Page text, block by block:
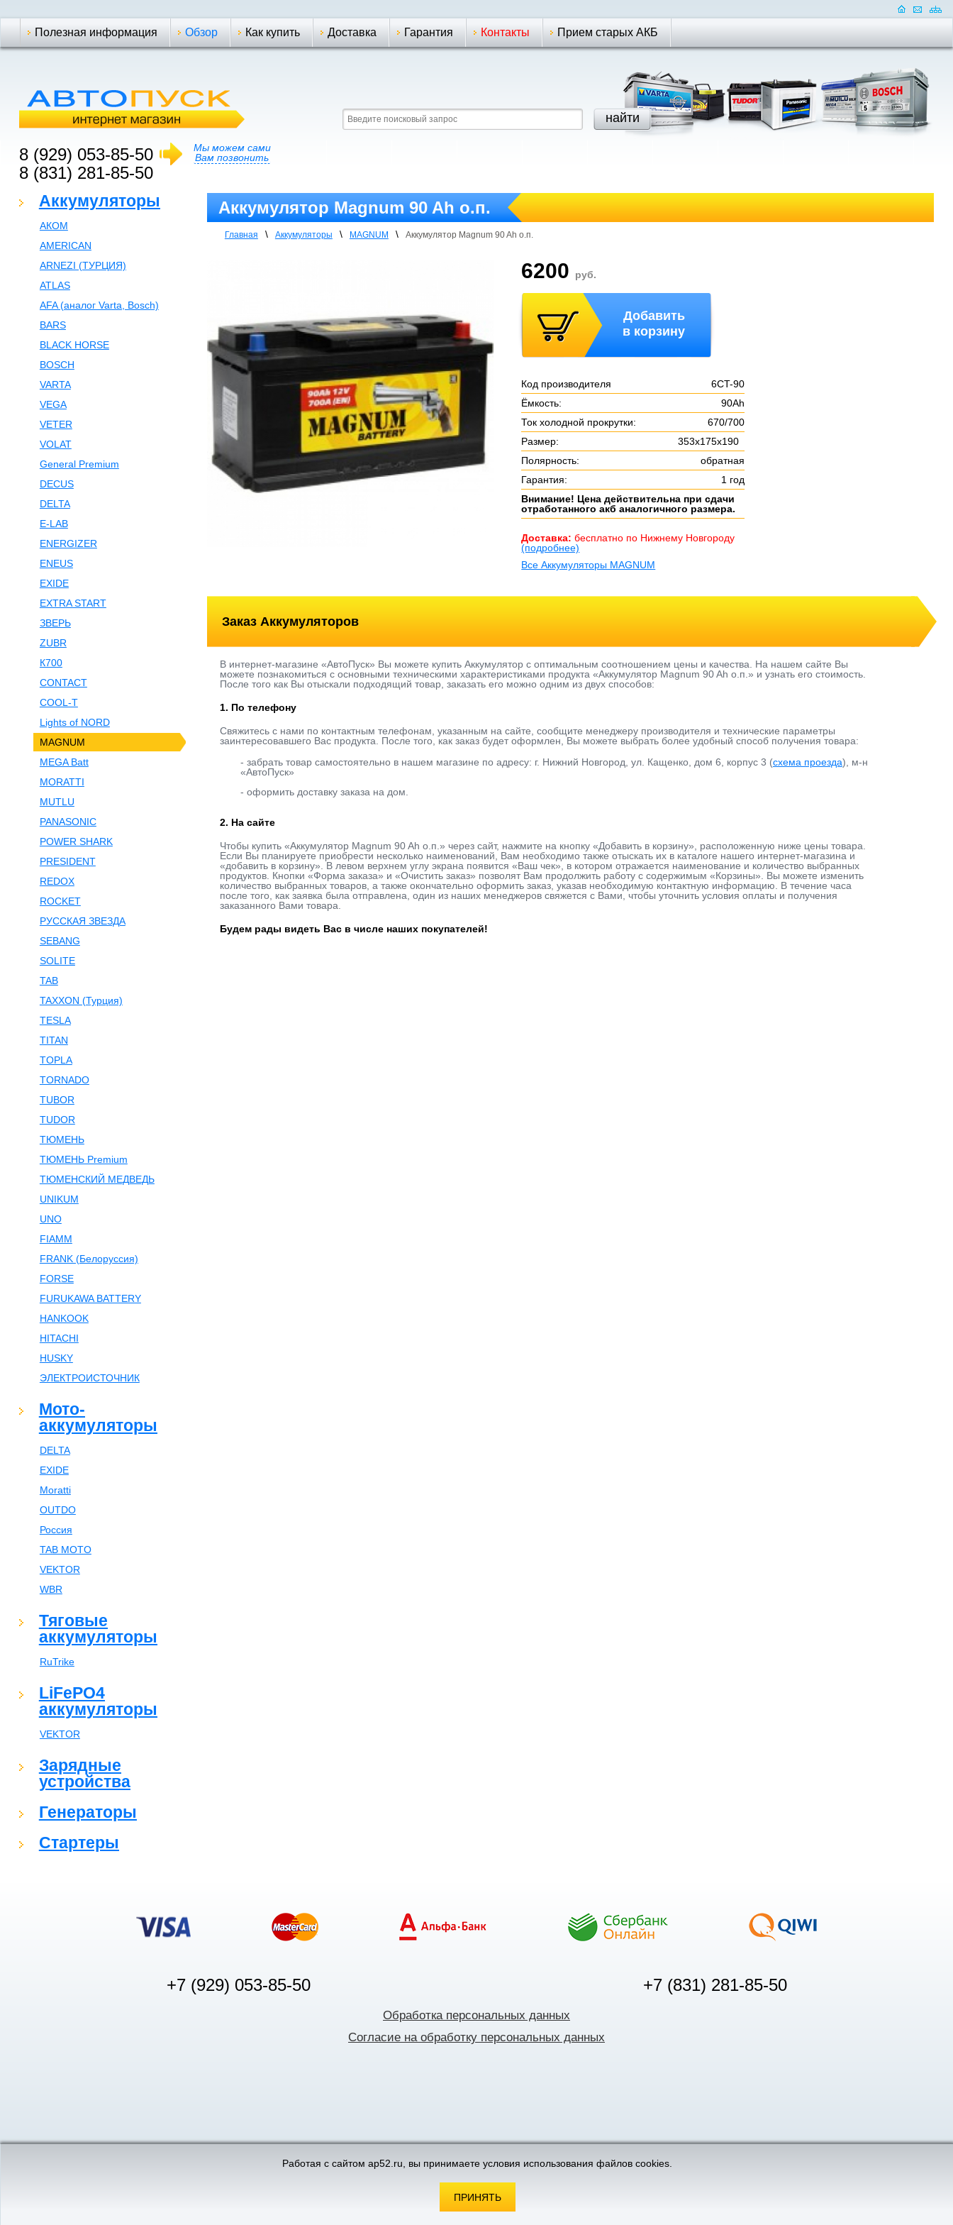
Полезная информация Обзор Как купить Доставка Гарантия Контакты Прием старых АКБ
8 (929) 053-85-50
8 (831) 281-85-50
Мы можем сами
Вам позвонить
Аккумуляторы
АКОМ
AMERICAN
ARNEZI (ТУРЦИЯ)
ATLAS
AFA (аналог Varta, Bosch)
BARS
BLACK HORSE
BOSCH
VARTA
VEGA
VETER
VOLAT
General Premium
DECUS
DELTA
E-LAB
ENERGIZER
ENEUS
EXIDE
EXTRA START
ЗВЕРЬ
ZUBR
К700
CONTACT
COOL-T
Lights of NORD
MAGNUM
MEGA Batt
MORATTI
MUTLU
PANASONIC
POWER SHARK
PRESIDENT
REDOX
ROCKET
РУССКАЯ ЗВЕЗДА
SEBANG
SOLITE
TAB
TAXXON (Турция)
TESLA
TITAN
TOPLA
TORNADO
TUBOR
TUDOR
ТЮМЕНЬ
ТЮМЕНЬ Premium
ТЮМЕНСКИЙ МЕДВЕДЬ
UNIKUM
UNO
FIAMM
FRANK (Белоруссия)
FORSE
FURUKAWA BATTERY
HANKOOK
HITACHI
HUSKY
ЭЛЕКТРОИСТОЧНИК
Мото-
аккумуляторы
DELTA
EXIDE
Moratti
OUTDO
Россия
TAB MOTO
VEKTOR
WBR
Тяговые
аккумуляторы
RuTrike
LiFePO4
аккумуляторы
VEKTOR
Зарядные
устройства
Генераторы
Стартеры
Аккумулятор Magnum 90 Ah о.п.
Главная \ Аккумуляторы \ MAGNUM \ Аккумулятор Magnum 90 Ah о.п.
6200 руб.
Добавить
в корзину
Код производителя
6CT-90
Ёмкость:
90Ah
Ток холодной прокрутки:
670/700
Размер:
353х175х190
Полярность:
обратная
Гарантия:
1 год
Внимание! Цена действительна при сдачи
отработанного акб аналогичного размера.
Доставка: бесплатно по Нижнему Новгороду
(подробнее)
Все Аккумуляторы MAGNUM
Заказ Аккумуляторов
В интернет-магазине «АвтоПуск» Вы можете купить Аккумулятор с оптимальным соотношением цены и качества. На нашем сайте Вы
можете познакомиться с основными техническими характеристиками продукта «Аккумулятор Magnum 90 Ah о.п.» и узнать его стоимость.
После того как Вы отыскали подходящий товар, заказать его можно одним из двух способов:
1. По телефону
Свяжитесь с нами по контактным телефонам, указанным на сайте, сообщите менеджеру производителя и технические параметры
заинтересовавшего Вас продукта. После того, как заказ будет оформлен, Вы можете выбрать более удобный способ получения товара:
- забрать товар самостоятельно в нашем магазине по адресу: г. Нижний Новгород, ул. Кащенко, дом 6, корпус 3 (схема проезда), м-н
«АвтоПуск»
- оформить доставку заказа на дом.
2. На сайте
Чтобы купить «Аккумулятор Magnum 90 Ah о.п.» через сайт, нажмите на кнопку «Добавить в корзину», расположенную ниже цены товара.
Если Вы планируете приобрести несколько наименований, Вам необходимо также отыскать их в каталоге нашего интернет-магазина и
«добавить в корзину». В левом верхнем углу экрана появится «Ваш чек», в котором отражается наименование и количество выбранных
продуктов. Кнопки «Форма заказа» и «Очистить заказ» позволят Вам продолжить работу с содержимым «Корзины». Вы можете изменить
количество выбранных товаров, а также окончательно оформить заказ, указав необходимую контактную информацию. В течение часа
после того, как заявка была отправлена, один из наших менеджеров свяжется с Вами, чтобы уточнить условия оплаты и получения
заказанного Вами товара.
Будем рады видеть Вас в числе наших покупателей!
+7 (929) 053-85-50 +7 (831) 281-85-50
Обработка персональных данных
Согласие на обработку персональных данных
Работая с сайтом ap52.ru, вы принимаете условия использования файлов cookies.
ПРИНЯТЬ